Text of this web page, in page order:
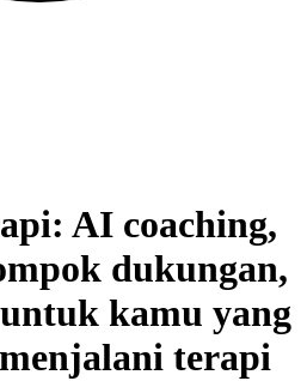
AI coaching,
dukungan,
kamu yang
terapi